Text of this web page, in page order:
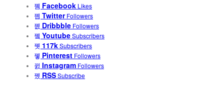
Facebook Likes
Twitter Followers
Dribbble Followers
YoutubeSubscribers
117kSubscribers
Pinterest Followers
Instagram Followers
RSSSubscribe